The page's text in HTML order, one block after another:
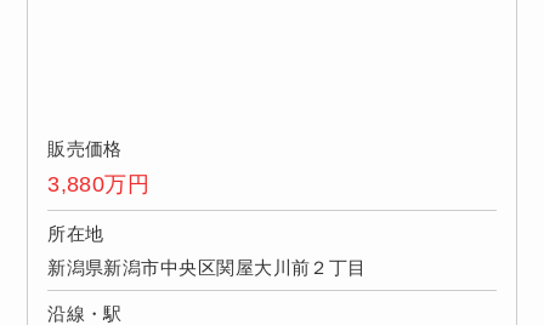
販売価格
3,880万円
所在地
新潟県新潟市中央区関屋大川前２丁目
沿線・駅